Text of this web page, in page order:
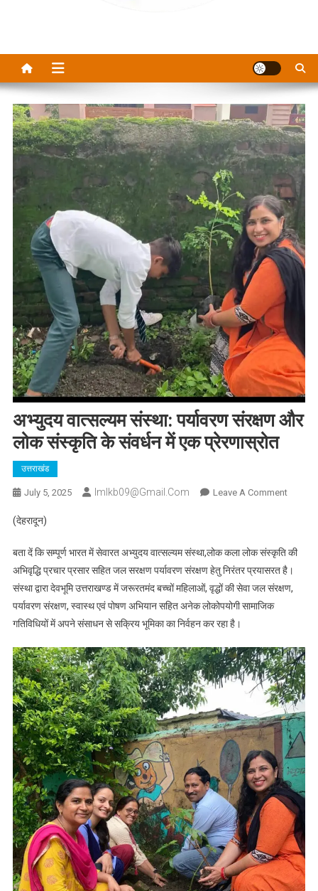
अभ्युदय वात्सल्यम संस्था: पर्यावरण संरक्षण और
लोक संस्कृति के संवर्धन में एक प्रेरणास्रोत
उत्तराखंड
July 5, 2025 Imlkb09@gmail.com Leave A CommentOn
पर्यावरण
संरक्षण
और
संवर्धन
में
एक
(देहरादून)
बता दें कि सम्पूर्ण भारत में सेवारत अभ्युदय वात्सल्यम संस्था,लोक कला लोक संस्कृति की
अभिवृद्धि प्रचार प्रसार सहित जल सरक्षण पर्यावरण संरक्षण हेतु निरंतर प्रयासरत है।
संस्था द्वारा देवभूमि उत्तराखण्ड में जरूरतमंद बच्चों महिलाओं, वृद्धों की सेवा जल संरक्षण,
पर्यावरण संरक्षण, स्वास्थ एवं पोषण अभियान सहित अनेक लोकोपयोगी सामाजिक
गतिविधियों में अपने संसाधन से सक्रिय भूमिका का निर्वहन कर रहा है।